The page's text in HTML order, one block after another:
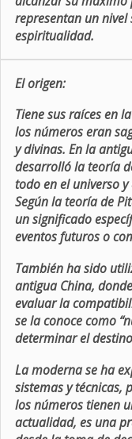
representan un nivel
espiritualidad.
El origen:
Tiene sus raíces en
los números eran
y divinas. En la
desarrolló la teoría
todo en el universo
Según la teoría de
un significado
eventos futuros o
También ha sido
antigua China,
evaluar la
se la conoce como
determinar el
La moderna se ha
sistemas y técnicas,
los números tienen
actualidad, es una